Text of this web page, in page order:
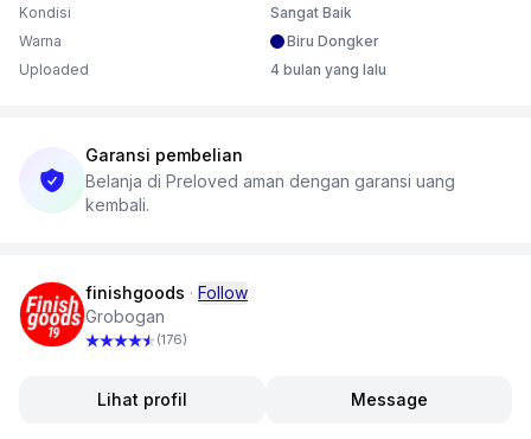
Kondisi
Sangat Baik
Warna
Biru Dongker
Uploaded
4 bulan yang lalu
Garansi pembelian
Belanja di Preloved aman dengan garansi uang
kembali.
finishgoods · Follow
Grobogan
(176)
Lihat profil Message